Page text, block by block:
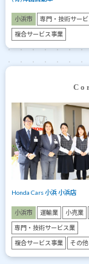
小浜市 専門・技術サー
複合サービス事業
Honda Cars 小浜 小浜店
小浜市 運輸業 小売業
専門・技術サービス業
複合サービス事業 その